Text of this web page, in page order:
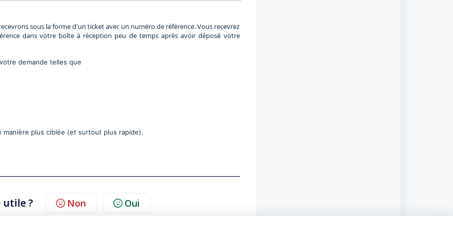
sous la forme d'un ticket avec un numéro de référence. Vous recevrez
dans votre boîte à réception peu de temps après avoir déposé votre
demande telles que
plus ciblée (et surtout plus rapide).
? Non Oui